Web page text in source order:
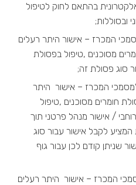
בהתאם לחוק לטיפול
ובסוללות;
בסעיף 2.1.3 למסמכי המכרז – אישור היתר רעלים
מסוכנים ,טיפול בפסולת
סוג פסולת זה;
התחומים בסעיף 2.1.5 למסמכי המכרז – אישור היתר
חומרים מסוכנים ,טיפול
/ אישור מנהל פרטני תוך
לקבל אישור עבור סוג
שניתן קודם לכן עבור גוף
בסעיף 2.1.6 למסמכי המכרז – אישור היתר רעלים